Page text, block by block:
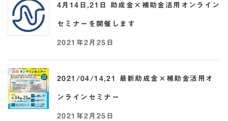
4月14日,21日 助成金×補助金活用オンライン
セミナーを開催します
2021年2月25日
2021/04/14,21 最新助成金×補助金活用オ
ンラインセミナー
2021年2月25日